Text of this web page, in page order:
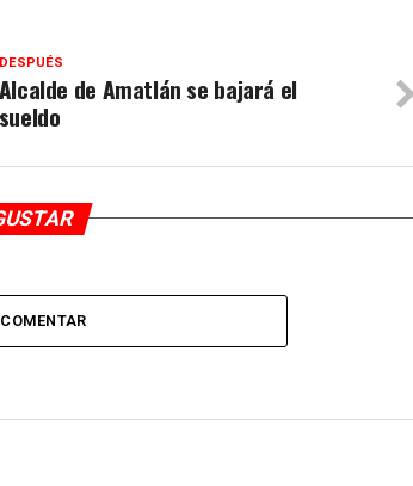
DESPUÉS
Alcalde de Amatlán se bajará el
sueldo